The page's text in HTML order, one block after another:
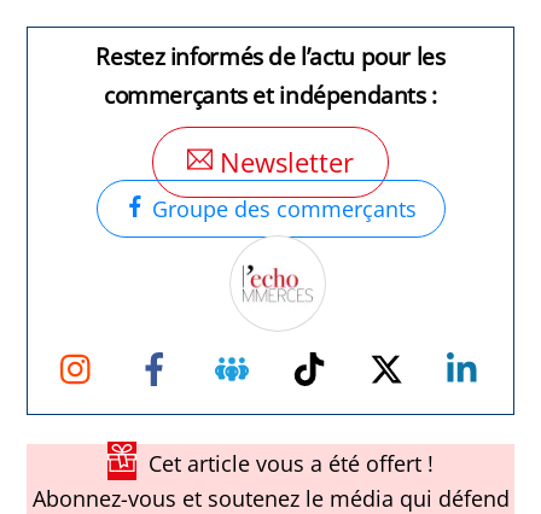
Restez informés de l’actu pour les
commerçants et indépendants :
Newsletter
Groupe des commerçants
Instagram Facebook Groupe
Facebook
TikTok Twitter
Cet article vous a été offert !
Abonnez-vous et soutenez le média qui défend